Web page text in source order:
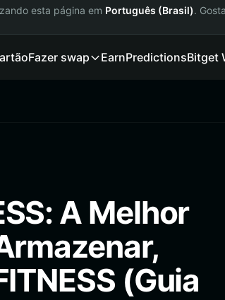
esta página em Português (Brasil).
Fazer swap EarnPredictionsBitget
A Melhor
(Guia